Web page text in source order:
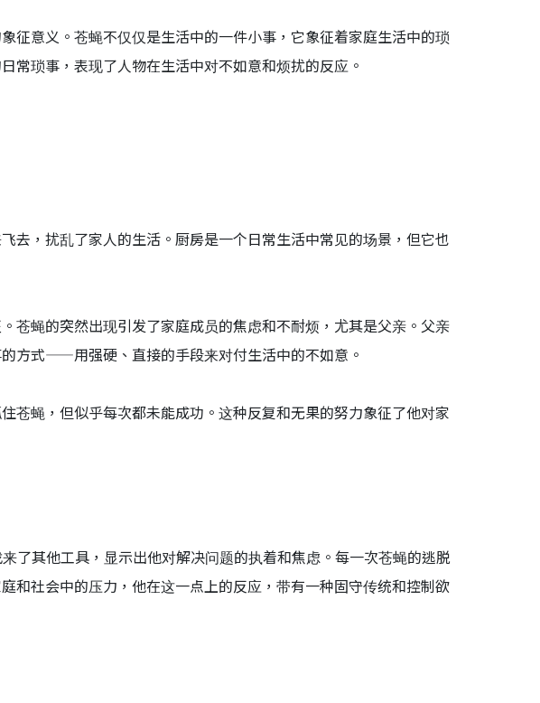
意义。苍蝇不仅仅是生活中的一件小事，它象征着家庭生活中的琐
常琐事，表现了人物在生活中对不如意和烦扰的反应。
去，扰乱了家人的生活。厨房是一个日常生活中常见的场景，但它也
苍蝇的突然出现引发了家庭成员的焦虑和不耐烦，尤其是父亲。父亲
方式——用强硬、直接的手段来对付生活中的不如意。
苍蝇，但似乎每次都未能成功。这种反复和无果的努力象征了他对家
了其他工具，显示出他对解决问题的执着和焦虑。每一次苍蝇的逃脱
和社会中的压力，他在这一点上的反应，带有一种固守传统和控制欲